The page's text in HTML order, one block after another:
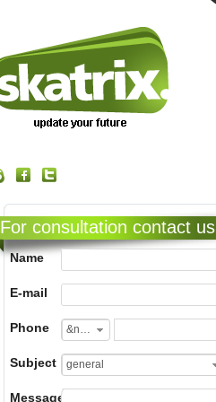
For consultation contact us
Name
E-mail
Phone &nbsp;
Subject general
Message